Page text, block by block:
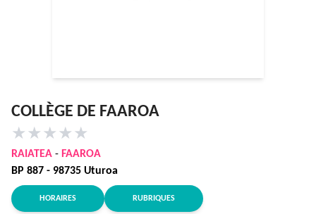
COLLÈGE DE FAAROA
★ ★ ★ ★ ★
RAIATEA - FAAROA
BP 887 - 98735 Uturoa
HORAIRES RUBRIQUES